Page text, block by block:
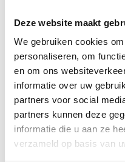
Deze website maakt
We gebruiken cookies
personaliseren, om
en om ons
informatie over uw
partners voor social
partners kunnen deze
informatie die u aan ze
verzameld op basis van
Conditie
Materiaal
Hoogte
Lengte
Breedte